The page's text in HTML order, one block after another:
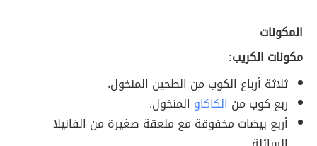
المكونات
مكونات الكريب:
ثلاثة أرباع الكوب من الطحين المنخول.
ربع كوب من الكاكاو المنخول.
أربع بيضات مخفوقة مع ملعقة صغيرة من الفانيلا